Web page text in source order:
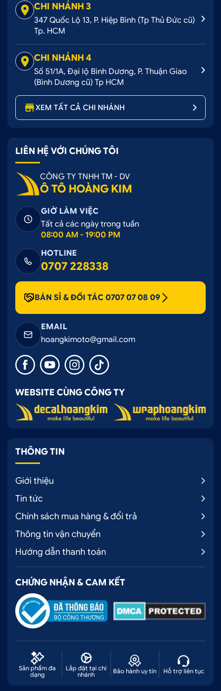
CHI NHÁNH 3
347 Quốc Lộ 13, P. Hiệp Bình (Tp Thủ Đức cũ)
Tp. HCM
CHI NHÁNH 4
Số 51/1A, Đại lộ Bình Dương, P. Thuận Giao
(Bình Dương cũ) Tp HCM
XEM TẤT CẢ CHI NHÁNH
LIÊN HỆ VỚI CHÚNG TÔI
CÔNG TY TNHH TM - DV
Ô TÔ HOÀNG KIM
GIỜ LÀM VIỆC
Tất cả các ngày trong tuần
08:00 AM - 19:00 PM
HOTLINE
0707 228338
BÁN SỈ & ĐỐI TÁC 0707 07 08 09
EMAIL
hoangkimoto@gmail.com
WEBSITE CÙNG CÔNG TY
THÔNG TIN
Giới thiệu
Tin tức
Chính sách mua hàng & đổi trả
Thông tin vận chuyển
Hướng dẫn thanh toán
CHỨNG NHẬN & CAM KẾT
Sản phẩm đa
dạng
Lắp đặt tại chi
nhánh
Bảo hành uy tín Hỗ trợ liên tục